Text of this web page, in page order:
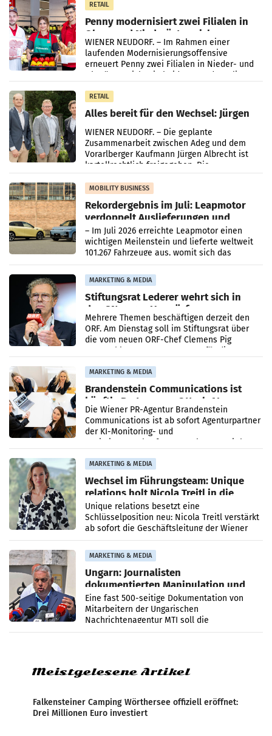
RETAIL
Penny modernisiert zwei Filialen in
Ober- und Niederösterreich
WIENER NEUDORF. – Im Rahmen einer
laufenden Modernisierungsoffensive
erneuert Penny zwei Filialen in Nieder- und
Oberösterreich. Die beiden Standorte liegen
RETAIL
Alles bereit für den Wechsel: Jürgen
Albrecht setzt ab 1.1.2027 auf Adeg
WIENER NEUDORF. – Die geplante
Zusammenarbeit zwischen Adeg und dem
Vorarlberger Kaufmann Jürgen Albrecht ist
kartellrechtlich freigegeben: Die
Bundeswettbewerbsbehörde und der
Bundeskartellanwalt
MOBILITY BUSINESS
Rekordergebnis im Juli: Leapmotor
verdoppelt Auslieferungen und
überschreitet die 100.000er-Marke
– Im Juli 2026 erreichte Leapmotor einen
wichtigen Meilenstein und lieferte weltweit
101.267 Fahrzeuge aus, womit sich das
Ergebnis gegenüber Juli 2025 mehr als
verdoppelte (+102
MARKETING & MEDIA
Stiftungsrat Lederer wehrt sich in
den SN gegen Vorwürfe
Mehrere Themen beschäftigen derzeit den
ORF. Am Dienstag soll im Stiftungsrat über
die vom neuen ORF-Chef Clemens Pig
vorgeschlagenen Besetzungen für die
MARKETING & MEDIA
Brandenstein Communications ist
künftig Partner von OtterlyAI
Die Wiener PR-Agentur Brandenstein
Communications ist ab sofort Agenturpartner
der KI-Monitoring- und
Optimierungsplattform OtterlyAI. Damit baut
MARKETING & MEDIA
Wechsel im Führungsteam: Unique
relations holt Nicola Treitl in die
Geschäftsleitung
Unique relations besetzt eine
Schlüsselposition neu: Nicola Treitl verstärkt
ab sofort die Geschäftsleitung der Wiener
PR-Agentur an der Seite von Josef Kalina und
Anna Kalina-Mahr.
MARKETING & MEDIA
Ungarn: Journalisten
dokumentierten Manipulation und
Zensur
Eine fast 500-seitige Dokumentation von
Mitarbeitern der Ungarischen
Nachrichtenagentur MTI soll die
systematische Nachrichten-Manipulation und
Meistgelesene Artikel
Falkensteiner Camping Wörthersee offiziell eröffnet:
Drei Millionen Euro investiert